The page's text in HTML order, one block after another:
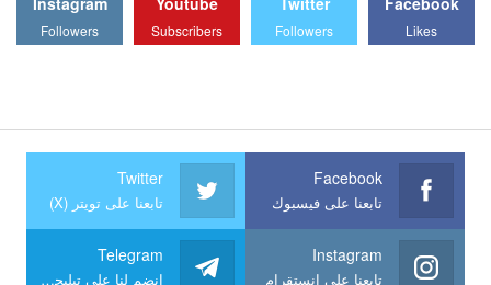
Likes
Followers
Subscribers
Followers
Facebook
تابعنا على فيسبوك
Twitter
تابعنا على تويتر (X)
Instagram
تابعنا على انستقرام
Telegram
انضم لنا على تيليجرام